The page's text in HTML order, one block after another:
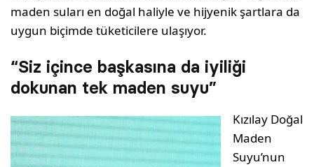
maden suları en doğal haliyle ve hijyenik şartlara da
uygun biçimde tüketicilere ulaşıyor.
“Siz içince başkasına da iyiliği
dokunan tek maden suyu”
Kızılay Doğal
Maden
Suyu’nun